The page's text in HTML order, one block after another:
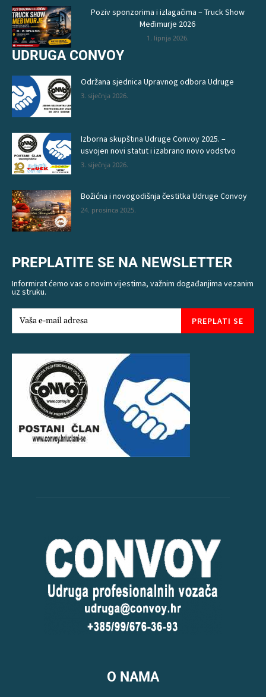
Poziv sponzorima i izlagačima – Truck Show
Međimurje 2026
1. lipnja 2026.
UDRUGA CONVOY
Održana sjednica Upravnog odbora Udruge
3. siječnja 2026.
Izborna skupština Udruge Convoy 2025. –
usvojen novi statut i izabrano novo vodstvo
3. siječnja 2026.
Božićna i novogodišnja čestitka Udruge Convoy
24. prosinca 2025.
PREPLATITE SE NA NEWSLETTER
Informirat ćemo vas o novim vijestima, važnim događanjima vezanim
uz struku.
PREPLATI SE
O NAMA